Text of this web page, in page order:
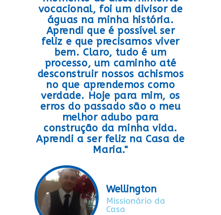
vocacional, foi um divisor de
águas na minha história.
Aprendi que é possível ser
feliz e que precisamos viver
bem. Claro, tudo é um
processo, um caminho até
desconstruir nossos achismos
no que aprendemos como
verdade. Hoje para mim, os
erros do passado são o meu
melhor adubo para
construção da minha vida.
Aprendi a ser feliz na Casa de
Maria."
Wellington
Missionário da
Casa